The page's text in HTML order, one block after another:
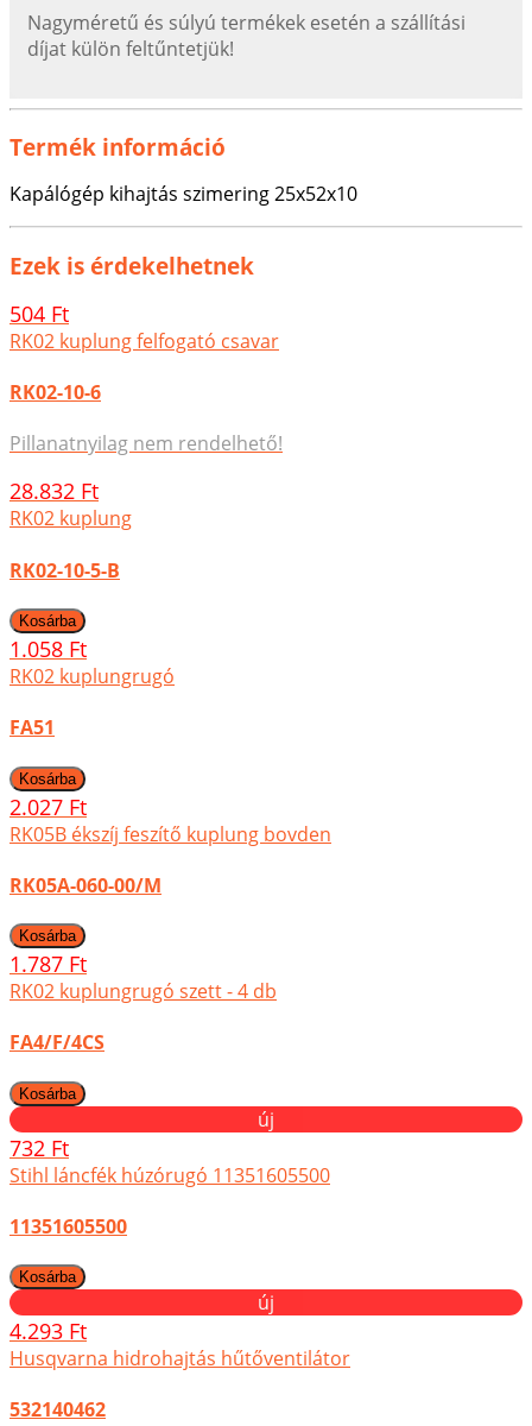
Nagyméretű és súlyú termékek esetén a szállítási
díjat külön feltűntetjük!
Termék információ
Kapálógép kihajtás szimering 25x52x10
Ezek is érdekelhetnek
504 Ft
RK02 kuplung felfogató csavar
RK02-10-6
Pillanatnyilag nem rendelhető!
28.832 Ft
RK02 kuplung
RK02-10-5-B
1.058 Ft
RK02 kuplungrugó
FA51
2.027 Ft
RK05B ékszíj feszítő kuplung bovden
RK05A-060-00/M
1.787 Ft
RK02 kuplungrugó szett - 4 db
FA4/F/4CS
új
732 Ft
Stihl láncfék húzórugó 11351605500
11351605500
új
4.293 Ft
Husqvarna hidrohajtás hűtőventilátor
532140462